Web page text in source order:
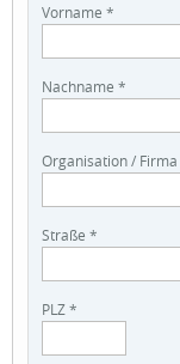
Vorname *
Nachname *
Organisation / Firma
Straße *
PLZ *